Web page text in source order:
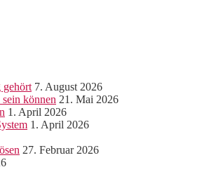
gehört 7. August 2026
können 21. Mai 2026
1. April 2026
1. April 2026
27. Februar 2026